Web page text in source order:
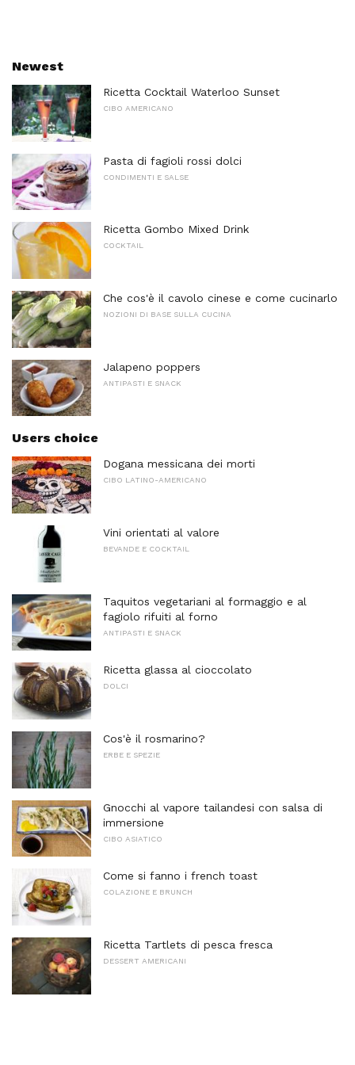
Newest
Ricetta Cocktail Waterloo Sunset
CIBO AMERICANO
Pasta di fagioli rossi dolci
CONDIMENTI E SALSE
Ricetta Gombo Mixed Drink
COCKTAIL
Che cos'è il cavolo cinese e come cucinarlo
NOZIONI DI BASE SULLA CUCINA
Jalapeno poppers
ANTIPASTI E SNACK
Users choice
Dogana messicana dei morti
CIBO LATINO-AMERICANO
Vini orientati al valore
BEVANDE E COCKTAIL
Taquitos vegetariani al formaggio e al
fagiolo rifuiti al forno
ANTIPASTI E SNACK
Ricetta glassa al cioccolato
DOLCI
Cos'è il rosmarino?
ERBE E SPEZIE
Gnocchi al vapore tailandesi con salsa di
immersione
CIBO ASIATICO
Come si fanno i french toast
COLAZIONE E BRUNCH
Ricetta Tartlets di pesca fresca
DESSERT AMERICANI